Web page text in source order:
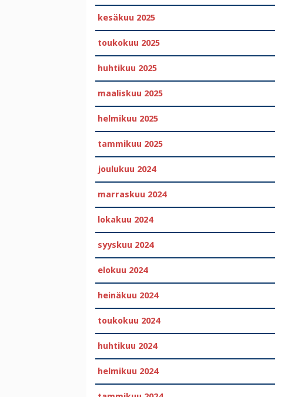
kesäkuu 2025
toukokuu 2025
huhtikuu 2025
maaliskuu 2025
helmikuu 2025
tammikuu 2025
joulukuu 2024
marraskuu 2024
lokakuu 2024
syyskuu 2024
elokuu 2024
heinäkuu 2024
toukokuu 2024
huhtikuu 2024
helmikuu 2024